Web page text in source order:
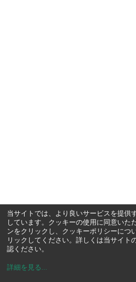
当サイトでは、より良いサービスを提供
しています。クッキーの使用に同意いた
ンをクリックし、クッキーポリシーにつ
リックしてください。詳しくは当サイト
認ください。
詳細を見る ...